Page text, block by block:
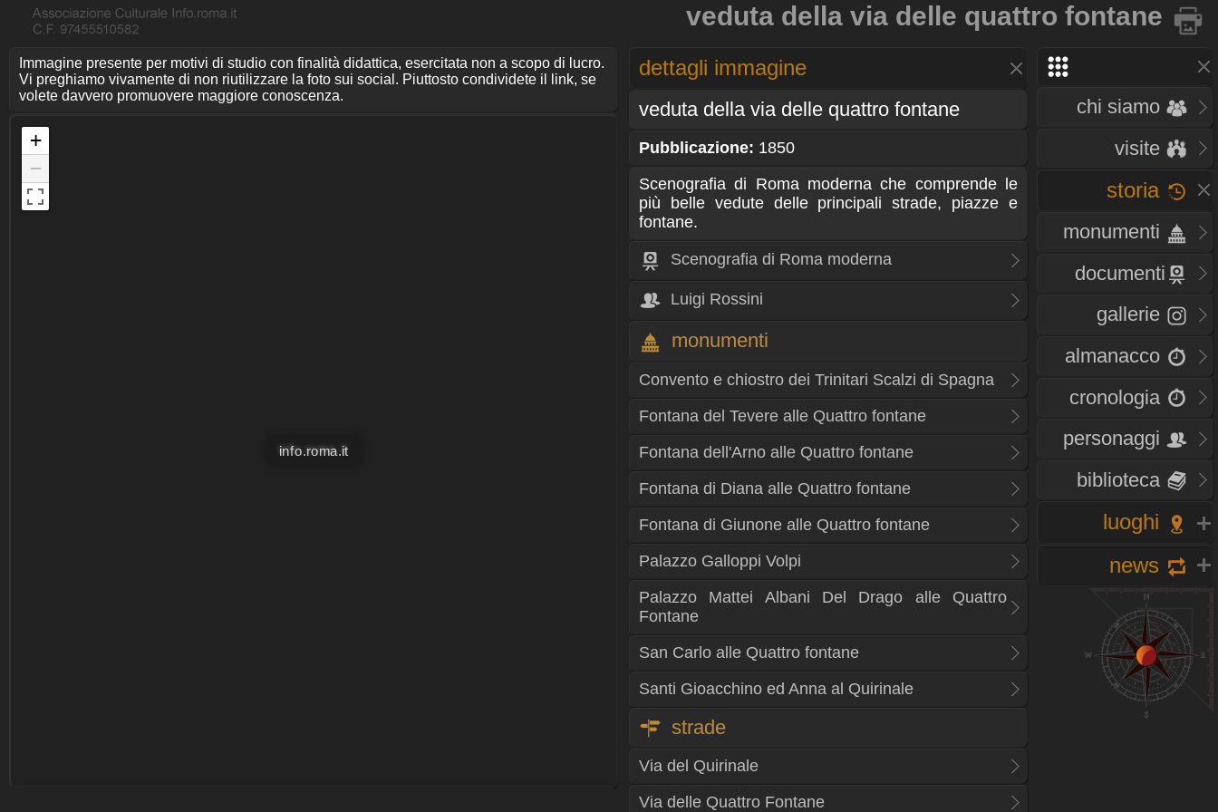
veduta della via delle quattro fontane
chi siamo
visite
storia
monumenti
documenti
gallerie
almanacco
cronologia
personaggi
biblioteca
luoghi
news
Immagine presente per motivi di studio con finalità didattica, esercitata non a scopo di lucro.
Vi preghiamo vivamente di non riutilizzare la foto sui social. Piuttosto condividete il link, se
volete davvero promuovere maggiore conoscenza.
+
−
info.roma.it
dettagli immagine
veduta della via delle quattro fontane
Pubblicazione: 1850
Scenografia di Roma moderna che comprende le
più belle vedute delle principali strade, piazze e
fontane.
Scenografia di Roma moderna
Luigi Rossini
monumenti
Convento e chiostro dei Trinitari Scalzi di Spagna
Fontana del Tevere alle Quattro fontane
Fontana dell'Arno alle Quattro fontane
Fontana di Diana alle Quattro fontane
Fontana di Giunone alle Quattro fontane
Palazzo Galloppi Volpi
Palazzo Mattei Albani Del Drago alle Quattro
Fontane
San Carlo alle Quattro fontane
Santi Gioacchino ed Anna al Quirinale
strade
Via del Quirinale
Via delle Quattro Fontane